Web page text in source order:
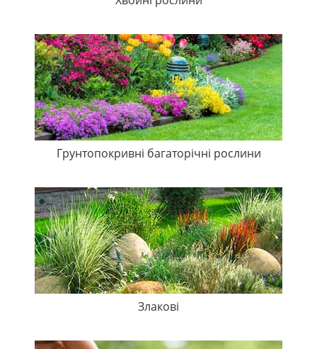
Грунтопокривні багаторічні рослини
Злакові